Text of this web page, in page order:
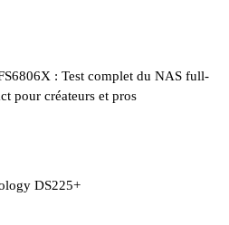
: Test complet du NAS full-
pour créateurs et pros
DS225+